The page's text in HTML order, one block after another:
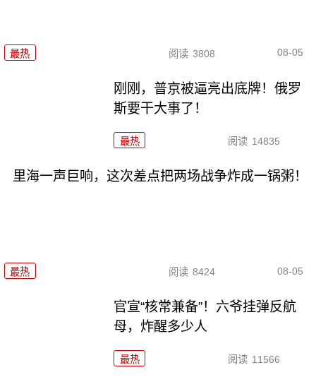
最热 阅读 3808 08-05
刚刚，普京被逼亮出底牌！俄罗
斯要干大事了！
最热 阅读 14835
里海一声巨响，这次差点把两场战争炸成一锅粥！
最热 阅读 8424 08-05
官宣“核常兼备”！六爷挂弹反航
母，炸醒多少人
最热 阅读 11566